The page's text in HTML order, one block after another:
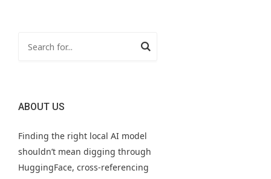
ABOUT US
Finding the right local AI model
shouldn’t mean digging through
HuggingFace, cross-referencing